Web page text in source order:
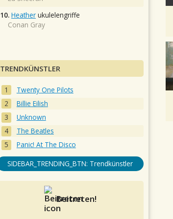
10. Heather ukulelengriffe
Conan Gray
TRENDKÜNSTLER
Twenty One Pilots
Billie Eilish
Unknown
The Beatles
Panic! At The Disco
SIDEBAR_TRENDING_BTN: Trendkünstler
Beitreten!